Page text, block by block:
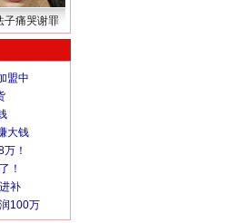
子痛哭谢罪
盟中
大钱
！
！
补
100万